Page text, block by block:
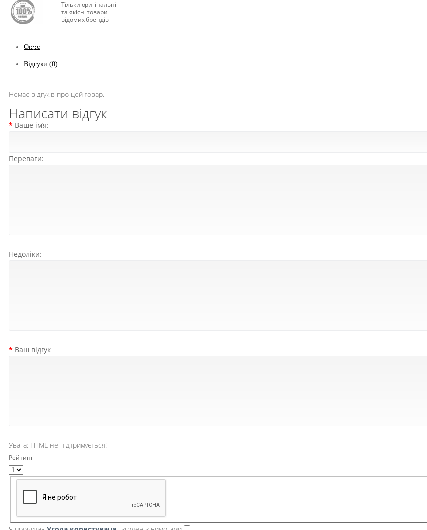
Тільки оригінальні
та якісні товари
відомих брендів
Опис
Відгуки (0)
Немає відгуків про цей товар.
Написати відгук
Ваше ім’я:
Переваги:
Недоліки:
Ваш відгук
Увага: HTML не підтримується!
Рейтинг